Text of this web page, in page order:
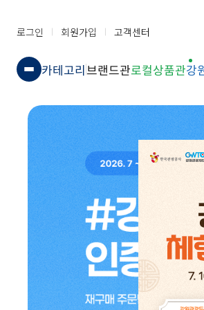
로그인 회원가입 고객센터
카테고리브랜드관로컬상품관강